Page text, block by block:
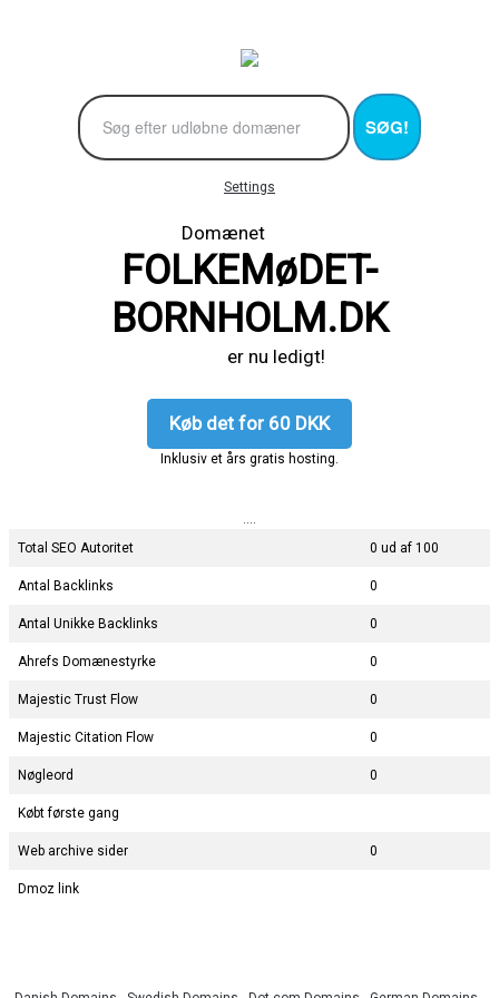
SØG!
Settings
Domænet
FOLKEMøDET-
BORNHOLM.DK
er nu ledigt!
Køb det for 60 DKK
Inklusiv et års gratis hosting.
Total SEO Autoritet
0 ud af 100
Antal Backlinks 0
Antal Unikke Backlinks 0
Ahrefs Domænestyrke 0
Majestic Trust Flow 0
Majestic Citation Flow 0
Nøgleord 0
Købt første gang
Web archive sider 0
Dmoz link